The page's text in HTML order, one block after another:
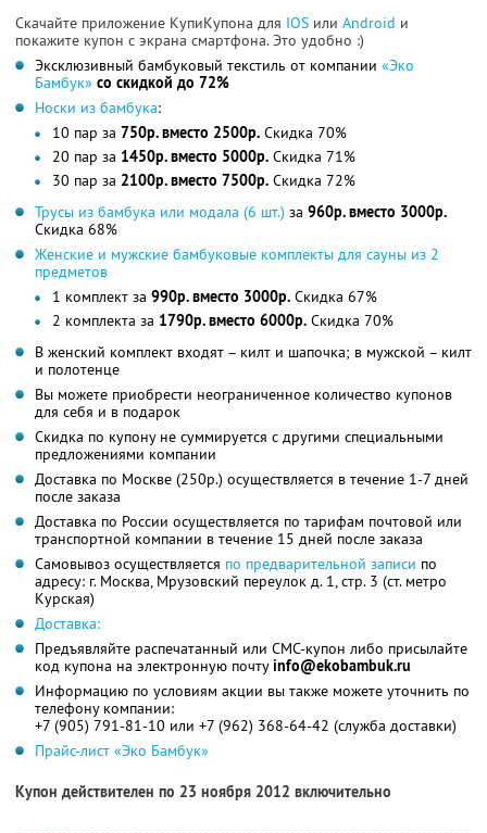
Скачайте приложение КупиКупона для IOS или Android и
покажите купон с экрана смартфона. Это удобно :)
Эксклюзивный бамбуковый текстиль от компании «Эко
Бамбук» со скидкой до 72%
Носки из бамбука:
10 пар за 750р. вместо 2500р. Скидка 70%
20 пар за 1450р. вместо 5000р. Скидка 71%
30 пар за 2100р. вместо 7500р. Скидка 72%
Трусы из бамбука или модала (6 шт.) за 960р. вместо 3000р.
Скидка 68%
Женские и мужские бамбуковые комплекты для сауны из 2
предметов
1 комплект за 990р. вместо 3000р. Скидка 67%
2 комплекта за 1790р. вместо 6000р. Скидка 70%
В женский комплект входят – килт и шапочка; в мужской – килт
и полотенце
Вы можете приобрести неограниченное количество купонов
для себя и в подарок
Скидка по купону не суммируется с другими специальными
предложениями компании
Доставка по Москве (250р.) осуществляется в течение 1-7 дней
после заказа
Доставка по России осуществляется по тарифам почтовой или
транспортной компании в течение 15 дней после заказа
Самовывоз осуществляется по предварительной записи по
адресу: г. Москва, Мрузовский переулок д. 1, стр. 3 (ст. метро
Курская)
Доставка:
Предъявляйте распечатанный или СМС-купон либо присылайте
код купона на электронную почтуinfo@ekobambuk.ru
Информацию по условиям акции вы также можете уточнить по
телефону компании:
+7 (905) 791-81-10 или +7 (962) 368-64-42 (служба доставки)
Прайс-лист «Эко Бамбук»
Купон действителен по 23 ноября 2012 включительно